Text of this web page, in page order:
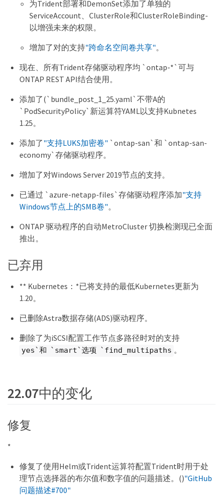
为Trident部署和DemonSet添加了单独的
ServiceAccount、ClusterRole和ClusterRoleBinding-
以增强未来的权限。
增加了对的支持"跨命名空间卷共享"。
现在、所有Trident存储驱动程序均 `ontap-*`可与
ONTAP REST API结合使用。
添加了(`bundle_post_1_25.yaml`不带A的
`PodSecurityPolicy`新运算符YAML以支持Kubnetes
1.25。
添加了"支持LUKS加密卷" `ontap-san`和 `ontap-san-
economy`存储驱动程序。
增加了对Windows Server 2019节点的支持。
已通过 `azure-netapp-files`存储驱动程序添加"支持
Windows节点上的SMB卷"。
ONTAP 驱动程序的自动MetroCluster 切换检测现已全面
推出。
已弃用
** Kubernetes：*已将支持的最低Kubernetes更新为
1.20。
已删除Astra数据存储(ADS)驱动程序。
删除了为iSCSI配置工作节点多路径时对的支持
yes`和 `smart`选项 `find_multipaths 。
22.07中的变化
修复
*
修复了使用Helm或Trident运算符配置Trident时用于处
理节点选择器的布尔值和数字值的问题描述。()"GitHub
问题描述#700"